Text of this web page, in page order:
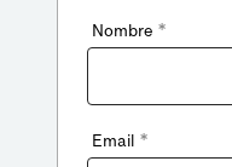
Nombre *
Email *